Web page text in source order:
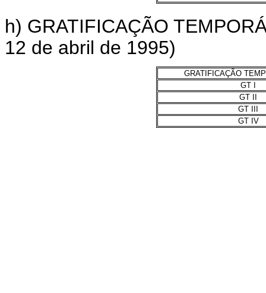
h) GRATIFICAÇÃO
12 de abril de 1995)
GRATIFICAÇÃO
GT I
GT II
GT III
GT IV